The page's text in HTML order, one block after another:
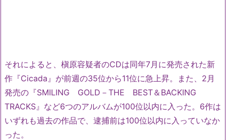
それによると、槇原容疑者のCDは同年7月に発売された新
作『Cicada』が前週の35位から11位に急上昇。また、2月
発売の『SMILING GOLD－THE BEST＆BACKING
TRACKS』など6つのアルバムが100位以内に入った。6作は
いずれも過去の作品で、逮捕前は100位以内に入っていなか
った。